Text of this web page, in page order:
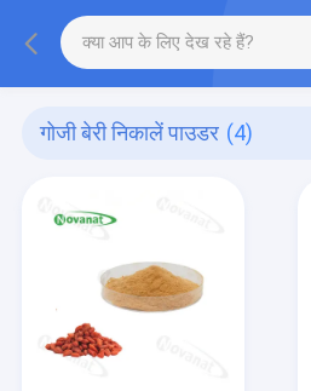
गोजी बेरी निकालें पाउडर (4)